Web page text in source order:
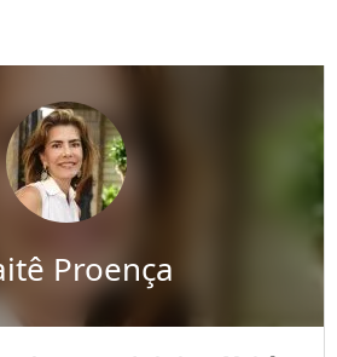
Proença